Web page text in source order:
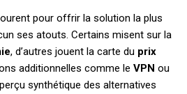
pour offrir la solution la plus
ses atouts. Certains misent sur la
, d’autres jouent la carte du prix
additionnelles comme le VPN ou
synthétique des alternatives